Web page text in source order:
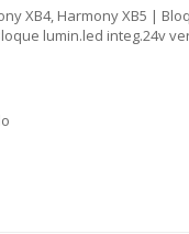
XB4, Harmony XB5 |
lumin.led integ.24v